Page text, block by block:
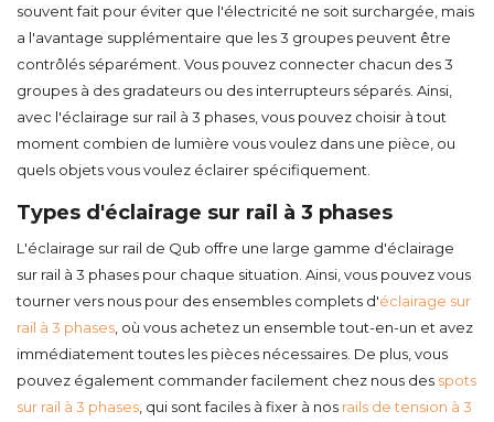
souvent fait pour éviter que l'électricité ne soit surchargée, mais
a l'avantage supplémentaire que les 3 groupes peuvent être
contrôlés séparément. Vous pouvez connecter chacun des 3
groupes à des gradateurs ou des interrupteurs séparés. Ainsi,
avec l'éclairage sur rail à 3 phases, vous pouvez choisir à tout
moment combien de lumière vous voulez dans une pièce, ou
quels objets vous voulez éclairer spécifiquement.
Types d'éclairage sur rail à 3 phases
L'éclairage sur rail de Qub offre une large gamme d'éclairage
sur rail à 3 phases pour chaque situation. Ainsi, vous pouvez vous
tourner vers nous pour des ensembles complets d'éclairage sur
rail à 3 phases , où vous achetez un ensemble tout-en-un et avez
immédiatement toutes les pièces nécessaires. De plus, vous
pouvez également commander facilement chez nous des spots
sur rail à 3 phases , qui sont faciles à fixer à nos rails de tension à 3